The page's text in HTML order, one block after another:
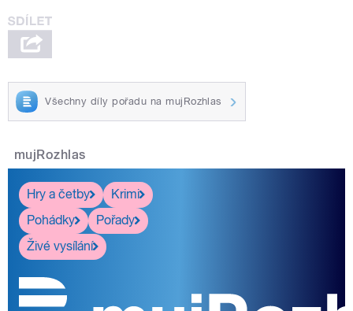
Všechny díly pořadu na mujRozhlas
mujRozhlas
Hry a četby
Krimi
Pohádky
Pořady
Živé vysílání